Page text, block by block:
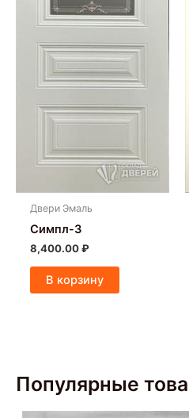
Двери Эмаль
Симпл-3
8,400.00₽
В корзину
Популярные